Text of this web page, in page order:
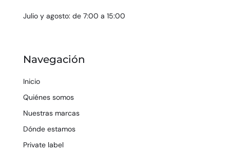
Julio y agosto: de 7:00 a 15:00
Navegación
Inicio
Quiénes somos
Nuestras marcas
Dónde estamos
Private label